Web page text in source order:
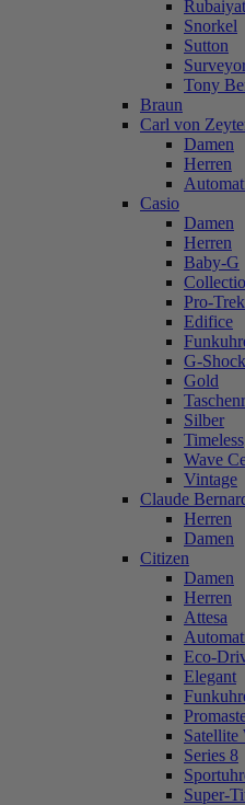
Rubaiyat
Snorkel
Sutton
Tony
Braun
Carl von
Damen
Herren
Casio
Damen
Herren
Baby-G
Pro-Trek
Edifice
G-Shock
Gold
Silber
Timeless
Wave
Vintage
Claude
Herren
Damen
Citizen
Damen
Herren
Attesa
Eco-
Elegant
Satellite
Series 8
Super-